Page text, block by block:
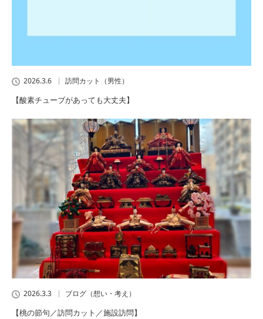
2026.3.6 訪問カット（男性）
【酸素チューブがあっても大丈夫】
2026.3.3 ブログ（想い・考え）
【桃の節句／訪問カット／施設訪問】